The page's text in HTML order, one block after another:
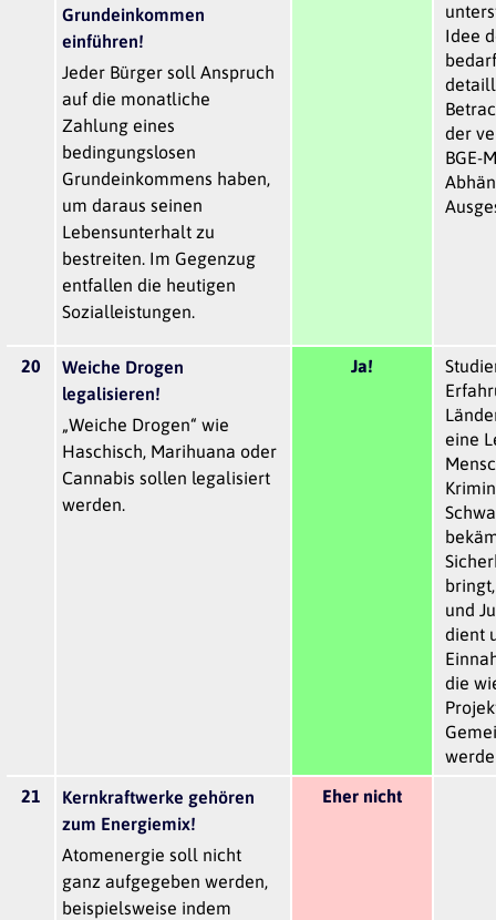
Grundeinkommen
einführen!
Jeder Bürger soll Anspruch
auf die monatliche
Zahlung eines
bedingungslosen
Grundeinkommens haben,
um daraus seinen
Lebensunterhalt zu
bestreiten. Im Gegenzug
entfallen die heutigen
Sozialleistungen.
Idee
der
BGE-
20
Weiche Drogen
legalisieren!
„Weiche Drogen“ wie
Haschisch, Marihuana oder
Cannabis sollen legalisiert
werden.
Ja!
eine
und
dient
die
21
Kernkraftwerke gehören
zum Energiemix!
Atomenergie soll nicht
ganz aufgegeben werden,
beispielsweise indem
Eher nicht